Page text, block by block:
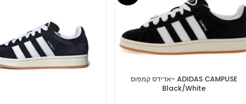
SELECT OPTIONS
אדידס קמפוס- ADIDAS CAMPUSE
Black/White